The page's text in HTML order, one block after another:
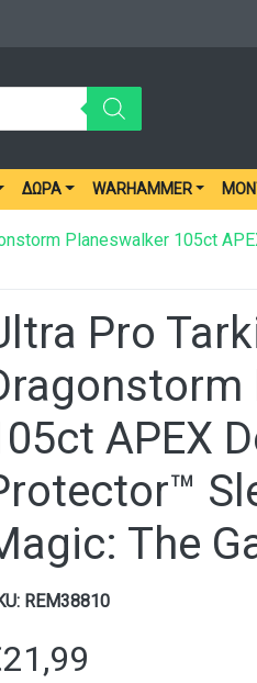
ΔΏΡΑ WARHAMMER
Planeswalker 105ct
Pro
APEX
The
REM38810
21,99